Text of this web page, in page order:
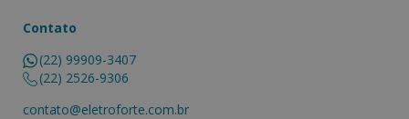
Contato
(22) 99909-3407
(22) 2526-9306
contato@eletroforte.com.br